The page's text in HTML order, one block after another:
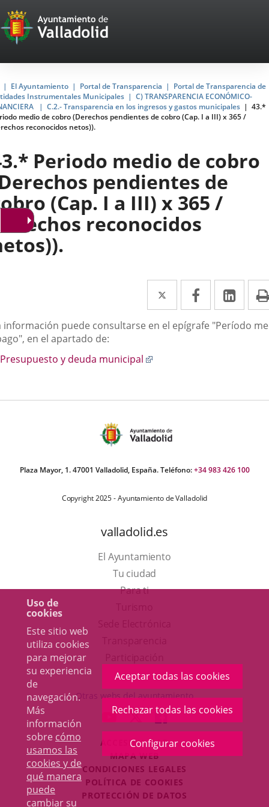
Uso de
cookies
Este sitio web
utiliza cookies
para mejorar
su experiencia
de
navegación.
Más
información
sobre cómo
usamos las
cookies y de
qué manera
puede
cambiar su
Aceptar todas las cookies
Rechazar todas las cookies
Configurar cookies
Portal
Web
del
Ayuntamiento
de
Valladolid
El Ayuntamiento Portal de Transparencia
Portal de Transparencia de
Instrumentales Municipales
C) TRANSPARENCIA ECONÓMICO-
C.2.- Transparencia en los ingresos y gastos municipales
43.*
medio de cobro (Derechos pendientes de cobro (Cap. I a III) x 365 /
reconocidos netos)).
Periodo medio de cobro
pendientes de
(Cap. I a III) x 365 /
reconocidos
Twitter
Enlace
a
una
Facebook
Enlace
a
una
a
una
información puede consultarse en el epígrafe "Período
en el apartado de:
Presupuesto y deuda municipal
aplicación
Plaza Mayor, 1. 47001 Valladolid, España. Teléfono:+34 983 426 100
Copyright 2025 - Ayuntamiento de Valladolid
valladolid.es
El Ayuntamiento
Tu ciudad
Para ti
en
una
ventana
nueva.
aplicación
externa.
Otras webs del ayuntamiento
ENLACE
A
UNA
APLICACIÓN
EXTERNA.
ENLACE
A
UNA
APLICACIÓN
EXTERNA.
ENLACE
A
UNA
EXTERNA.
ACCESIBILIDAD
MAPA WEB
CONDICIONES LEGALES
POLÍTICA DE COOKIES
PROTECCIÓN DE DATOS